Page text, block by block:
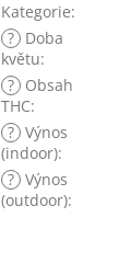
Kategorie:
? Doba
květu:
? Obsah
THC:
? Výnos
(indoor):
? Výnos
(outdoor):